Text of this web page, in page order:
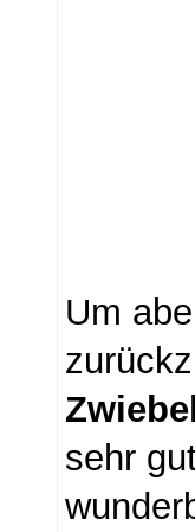
Um
sehr